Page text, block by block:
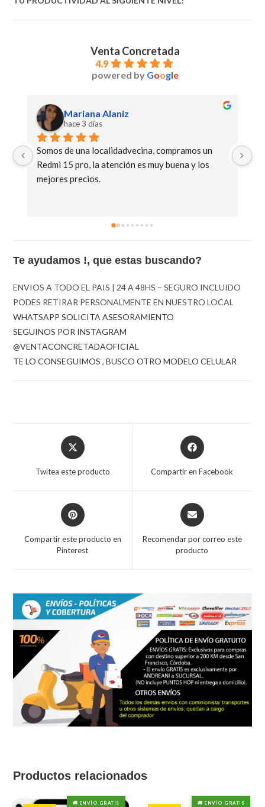
Venta Concretada
4.9
powered by Google
Anibal Moreno
hace 11 días
Muy buena la atención y compre un xiaomi poco
C85 excelente equipo
Te ayudamos !, que estas buscando?
ENVIOS A TODO EL PAIS | 24 A 48HS – SEGURO INCLUIDO
PODES RETIRAR PERSONALMENTE EN NUESTRO LOCAL
WHATSAPP SOLICITA ASESORAMIENTO
SEGUINOS POR INSTAGRAM
@VENTACONCRETADAOFICIAL
TE LO CONSEGUIMOS , BUSCO OTRO MODELO CELULAR
Opens
in
Twitea este producto
Opens
in
Compartir en Facebook
Opens
in
new
Compartir este producto en
Pinterest
Opens
in
new
Recomendar por correo este
producto
Productos relacionados
🚚 ENVÍO GRATIS 🚚 ENVÍO GRATIS